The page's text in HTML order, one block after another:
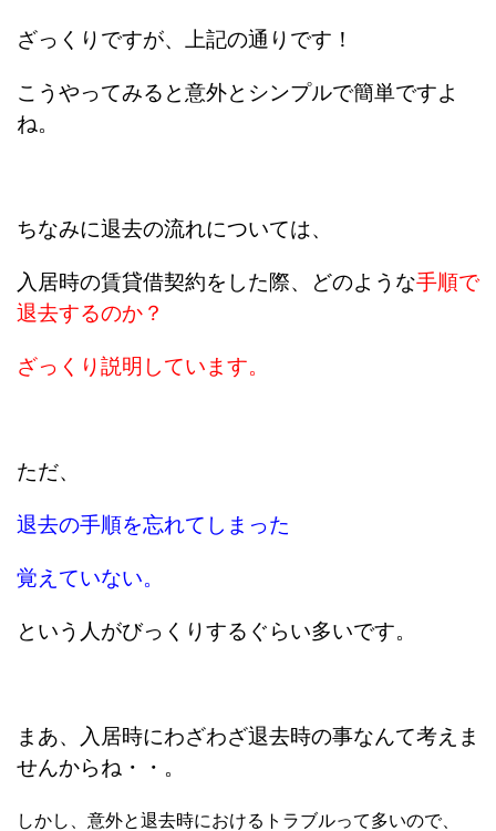
ざっくりですが、上記の通りです！
こうやってみると意外とシンプルで簡単ですよ
ね。
ちなみに退去の流れについては、
入居時の賃貸借契約をした際、どのような手順で
退去するのか？
ざっくり説明しています。
ただ、
退去の手順を忘れてしまった
覚えていない。
という人がびっくりするぐらい多いです。
まあ、入居時にわざわざ退去時の事なんて考えま
せんからね・・。
しかし、意外と退去時におけるトラブルって多いので、